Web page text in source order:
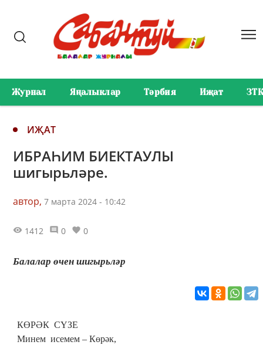
Журнал Яңалыклар Тәрбия Иҗат ЗТК
ИҖАТ
ИБРАҺИМ БИЕКТАУЛЫ
шигырьләре.
автор, 7 марта 2024 - 10:42
1412 0 0
Балалар өчен шигырьләр
КӨРӘК СҮЗЕ
Минем исемем – Көрәк,